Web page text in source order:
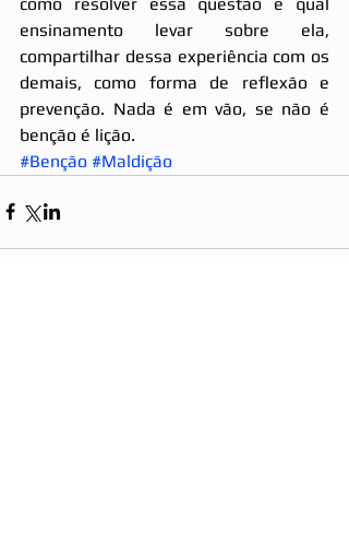
ensinamento levar sobre ela,
compartilhar dessa experiência com os
demais, como forma de reflexão e
prevenção. Nada é em vão, se não é
benção é lição.
#Benção #Maldição